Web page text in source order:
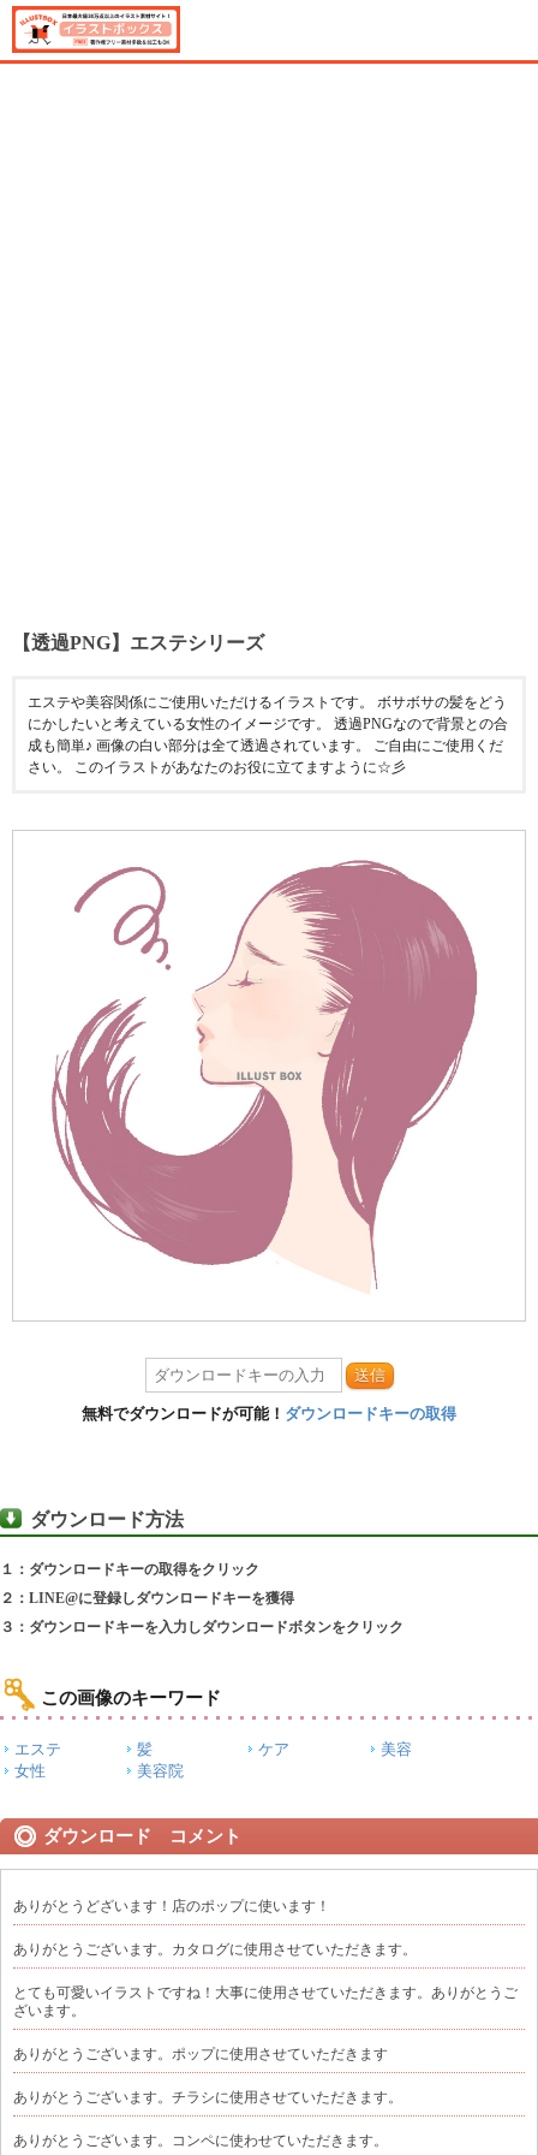
【透過PNG】エステシリーズ
エステや美容関係にご使用いただけるイラストです。 ボサボサの髪をどう
にかしたいと考えている女性のイメージです。 透過PNGなので背景との合
成も簡単♪ 画像の白い部分は全て透過されています。 ご自由にご使用くだ
さい。 このイラストがあなたのお役に立てますように☆彡
送信
無料でダウンロードが可能！ ダウンロードキーの取得
ダウンロード方法
１：ダウンロードキーの取得をクリック
２：LINE@に登録しダウンロードキーを獲得
３：ダウンロードキーを入力しダウンロードボタンをクリック
この画像のキーワード
エステ 髪 ケア
美容
女性
美容院
ダウンロード コメント
ありがとうどざいます！店のポップに使います！
ありがとうございます。カタログに使用させていただきます。
とても可愛いイラストですね！大事に使用させていただきます。ありがとうご
ざいます。
ありがとうございます。ポップに使用させていただきます
ありがとうございます。チラシに使用させていただきます。
ありがとうございます。コンペに使わせていただきます。